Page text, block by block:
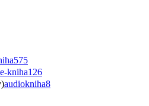
575
e-kniha126
audiokniha8